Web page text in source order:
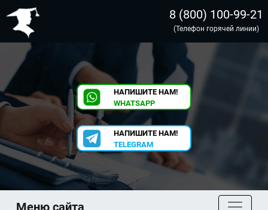
8 (800) 100-99-21
(Телефон горячей линии)
НАПИШИТЕ НАМ!
WHATSAPP
НАПИШИТЕ НАМ!
TELEGRAM
Меню сайта